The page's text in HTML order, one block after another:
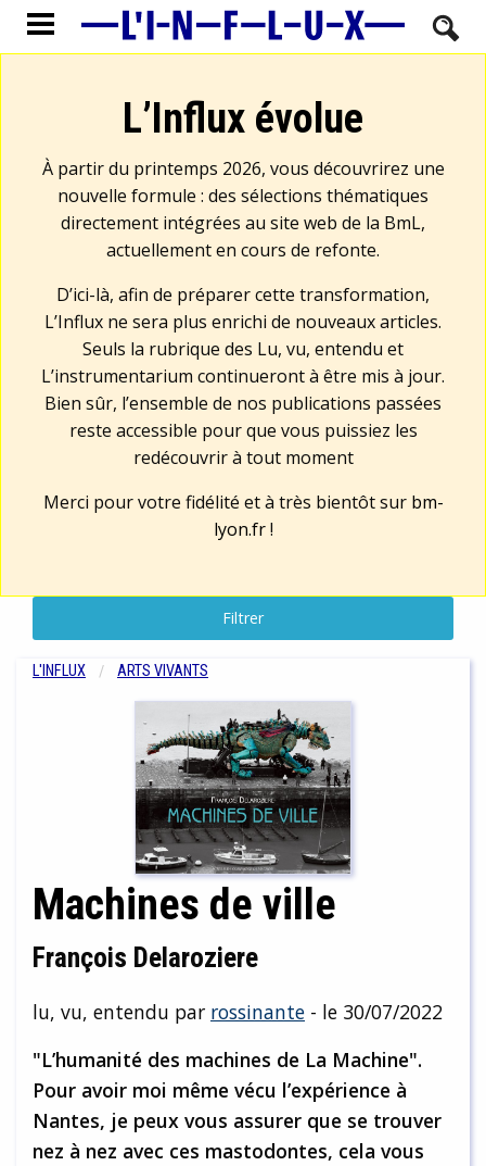
L’Influx évolue
À partir du printemps 2026, vous découvrirez une
nouvelle formule : des sélections thématiques
directement intégrées au site web de la BmL,
actuellement en cours de refonte.
D’ici-là, afin de préparer cette transformation,
L’Influx ne sera plus enrichi de nouveaux articles.
Seuls la rubrique des Lu, vu, entendu et
L’instrumentarium continueront à être mis à jour.
Bien sûr, l’ensemble de nos publications passées
reste accessible pour que vous puissiez les
redécouvrir à tout moment
Merci pour votre fidélité et à très bientôt sur bm-
lyon.fr!
Filtrer
L'INFLUX ARTS VIVANTS
Machines de ville
François Delaroziere
lu, vu, entendu par rossinante - le 30/07/2022
"L’humanité des machines de La Machine".
Pour avoir moi même vécu l’expérience à
Nantes, je peux vous assurer que se trouver
nez à nez avec ces mastodontes, cela vous